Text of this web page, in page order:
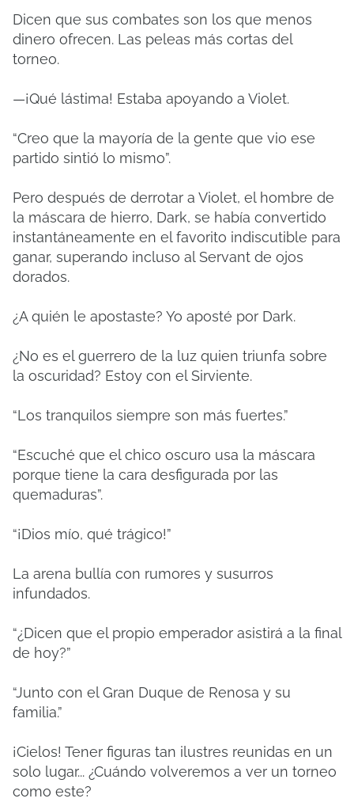
Dicen que sus combates son los que menos
dinero ofrecen. Las peleas más cortas del
torneo.
—¡Qué lástima! Estaba apoyando a Violet.
“Creo que la mayoría de la gente que vio ese
partido sintió lo mismo”.
Pero después de derrotar a Violet, el hombre de
la máscara de hierro, Dark, se había convertido
instantáneamente en el favorito indiscutible para
ganar, superando incluso al Servant de ojos
dorados.
¿A quién le apostaste? Yo aposté por Dark.
¿No es el guerrero de la luz quien triunfa sobre
la oscuridad? Estoy con el Sirviente.
“Los tranquilos siempre son más fuertes.”
“Escuché que el chico oscuro usa la máscara
porque tiene la cara desfigurada por las
quemaduras”.
“¡Dios mío, qué trágico!”
La arena bullía con rumores y susurros
infundados.
“¿Dicen que el propio emperador asistirá a la final
de hoy?”
“Junto con el Gran Duque de Renosa y su
familia.”
¡Cielos! Tener figuras tan ilustres reunidas en un
solo lugar... ¿Cuándo volveremos a ver un torneo
como este?